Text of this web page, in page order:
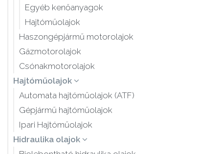
Egyéb kenőanyagok
Hajtóműolajok
Haszongépjármű motorolajok
Gázmotorolajok
Csónakmotorolajok
Hajtóműolajok
Automata hajtóműolajok (ATF)
Gépjármű hajtóműolajok
Ipari Hajtóműolajok
Hidraulika olajok